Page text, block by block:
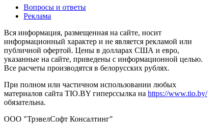
Вопросы и ответы
Реклама
Вся информация, размещенная на сайте, носит
информационный характер и не является рекламой или
публичной офертой. Цены в долларах США и евро,
указанные на сайте, приведены с информационной целью.
Все расчеты производятся в белорусских рублях.
При полном или частичном использовании любых
материалов сайта TIO.BY гиперссылка на https://www.tio.by/
обязательна.
ООО "ТрэвелСофт Консалтинг"